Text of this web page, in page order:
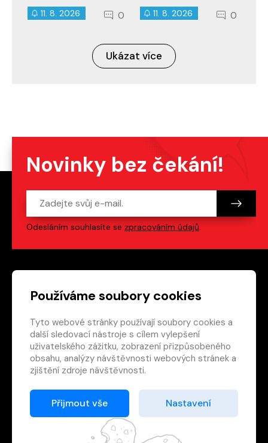
Používáme soubory cookies
Tyto webové stránky používají soubory cookies a
další sledovací nástroje s cílem vylepšení
uživatelského zážitku, zobrazení přizpůsobeného
obsahu, analýzy návštěvnosti webových stránek a
zjištění zdroje návštěvnosti.
Přijmout vše Nastavení
11. 8. 2026 0 11. 8. 2026 0
Ukázat více
Novinky bez čekání!
Odesláním souhlasíte se zpracováním údajů
Patička webu Odkazy na sociální
Vedlejší navigace
redakce@crew.cz
Ochrana soukromí
Nastavení cookies
E-shop
© 2026 Nakladatelství CREW s.r.o. Všechna práva